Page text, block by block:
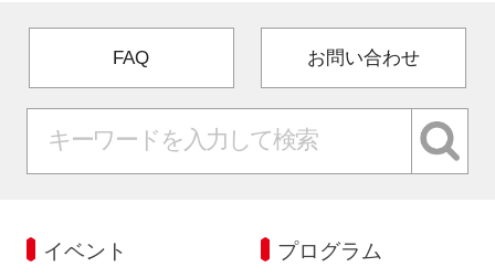
FAQ お問い合わせ
イベント プログラム